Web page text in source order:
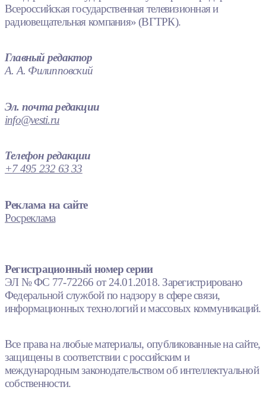
Всероссийская государственная телевизионная и
радиовещательная компания» (ВГТРК).
Главный редактор
А. А. Филипповский
Эл. почта редакции
info@vesti.ru
Телефон редакции
+7 495 232 63 33
Реклама на сайте
Росреклама
Регистрационный номер серии
ЭЛ № ФС 77-72266 от 24.01.2018. Зарегистрировано
Федеральной службой по надзору в сфере связи,
информационных технологий и массовых коммуникаций.
Все права на любые материалы, опубликованные на сайте,
защищены в соответствии с российским и
международным законодательством об интеллектуальной
собственности.